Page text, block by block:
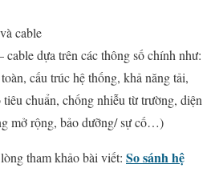
cable
cable dựa trên các thông số chính như:
cấu trúc hệ thống, khả năng tải,
chuẩn, chống nhiễu từ trường, diện
mở rộng, bảo dưỡng/ sự cố…)
tham khảo bài viết: So sánh hệ